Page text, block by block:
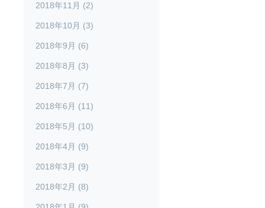
2018年11月 (2)
2018年10月 (3)
2018年9月 (6)
2018年8月 (3)
2018年7月 (7)
2018年6月 (11)
2018年5月 (10)
2018年4月 (9)
2018年3月 (9)
2018年2月 (8)